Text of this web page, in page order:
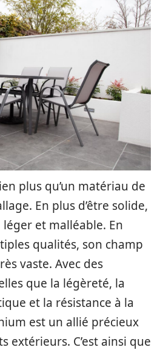
plus qu’un matériau de
En plus d’être solide,
et malléable. En
qualités, son champ
vaste. Avec des
que la légèreté, la
et la résistance à la
est un allié précieux
extérieurs. C’est ainsi que